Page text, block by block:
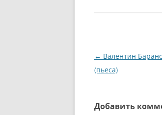
Навигация
по
← Валентин
(пьеса)
Добавить